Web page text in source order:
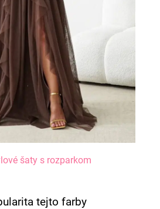
šaty s rozparkom
tejto farby